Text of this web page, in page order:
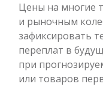
Цены на многие
и рыночным
зафиксировать
переплат в
при
или товаров